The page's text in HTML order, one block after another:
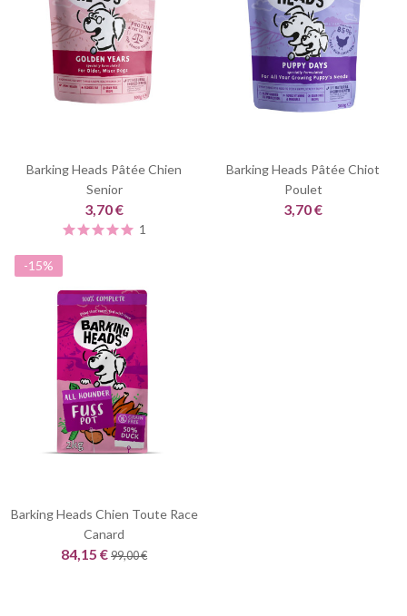
Barking Heads Pâtée Chien
Senior
3,70 €
1
Barking Heads Pâtée Chiot
Poulet
3,70 €
-15%
Barking Heads Chien Toute Race
Canard
84,15 €99,00 €